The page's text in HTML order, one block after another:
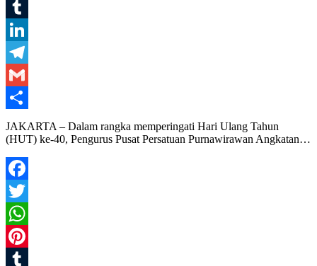
Pinterest
Tumblr
LinkedIn
Telegram
Gmail
Share
JAKARTA – Dalam rangka memperingati Hari Ulang Tahun
(HUT) ke-40, Pengurus Pusat Persatuan Purnawirawan Angkatan…
Facebook
Twitter
WhatsApp
Pinterest